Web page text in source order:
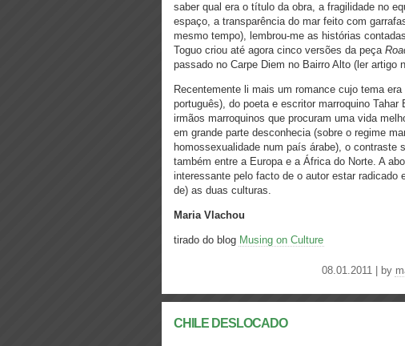
saber qual era o título da obra, a fragilidade no
espaço, a transparência do mar feito com
mesmo tempo), lembrou-me as histórias
Toguo criou até agora cinco versões da peça
passado no Carpe Diem no Bairro Alto (ler artigo
Recentemente li mais um romance cujo tema
português), do poeta e escritor marroquino
irmãos marroquinos que procuram uma vida
em grande parte desconhecia (sobre o regime
homossexualidade num país árabe), o contraste
também entre a Europa e a África do Norte. A
interessante pelo facto de o autor estar radicado
de) as duas culturas.
Maria Vlachou
tirado do blog Musing on Culture
08.01.2011 | by
CHILE DESLOCADO